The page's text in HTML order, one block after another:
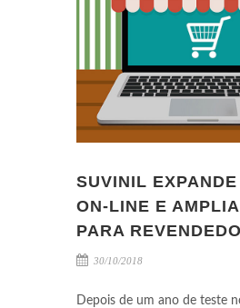
SUVINIL
ON-LINE E
PARA
30/10/2018
Depois de um ano de teste